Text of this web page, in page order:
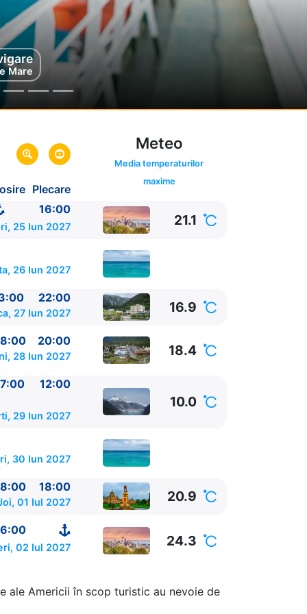
Mare
07:00 -
Plecare
Meteo
Media temperaturilor
maxime
16:00
25 Iun 2027 21.1
26 Iun 2027
22:00
27 Iun 2027 16.9
20:00
28 Iun 2027 18.4
12:00
29 Iun 2027
10.0
30 Iun 2027
18:00
01 Iul 2027 20.9
02 Iul 2027 24.3
ale Americii în scop turistic au nevoie de